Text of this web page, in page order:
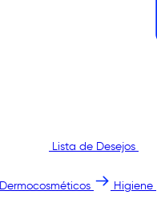
Lista de Desejos
Dermocosméticos Higiene